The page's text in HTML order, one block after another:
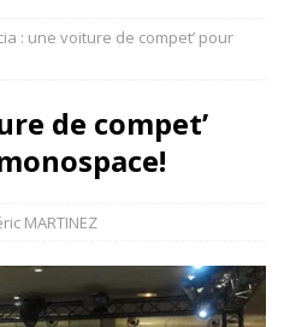
: une voiture de compet’ pour
de compet’
MARTINEZ